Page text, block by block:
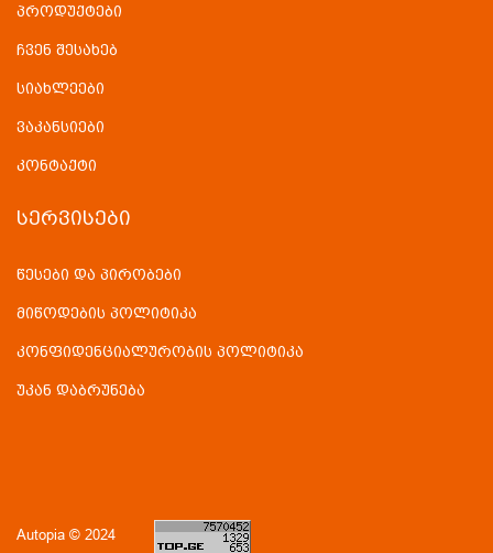
პროდუქტები
ჩვენ შესახებ
სიახლეები
ვაკანსიები
კონტაქტი
ᲡᲔᲠᲕᲘᲡᲔᲑᲘ
წესები და პირობები
მიწოდების პოლიტიკა
კონფიდენციალურობის პოლიტიკა
უკან დაბრუნება
Autopia © 2024